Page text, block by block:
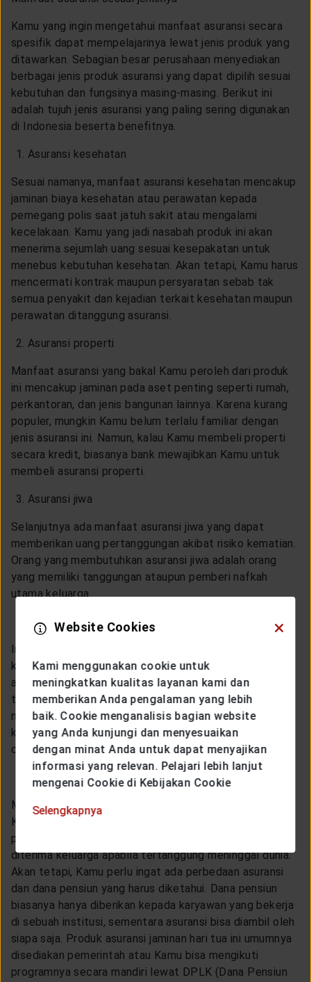
Kamu yang ingin mengetahui manfaat asuransi secara
spesifik dapat mempelajarinya lewat jenis produk yang
ditawarkan. Sebagian besar perusahaan menyediakan
berbagai jenis produk asuransi yang dapat dipilih sesuai
kebutuhan dan fungsinya masing-masing. Berikut ini
adalah tujuh jenis asuransi yang paling sering digunakan
di Indonesia beserta benefitnya.
Asuransi kesehatan
Sesuai namanya, manfaat asuransi kesehatan mencakup
jaminan biaya kesehatan atau perawatan kepada
pemegang polis saat jatuh sakit atau mengalami
kecelakaan. Kamu yang jadi nasabah produk ini akan
menerima sejumlah uang sesuai kesepakatan untuk
menebus kebutuhan kesehatan. Akan tetapi, Kamu harus
mencermati kontrak maupun persyaratan sebab tak
semua penyakit dan kejadian terkait kesehatan maupun
perawatan ditanggung asuransi.
Asuransi properti
Manfaat asuransi yang bakal Kamu peroleh dari produk
ini mencakup jaminan pada aset penting seperti rumah,
perkantoran, dan jenis bangunan lainnya. Karena kurang
populer, mungkin Kamu belum terlalu familiar dengan
jenis asuransi ini. Namun, kalau Kamu membeli properti
secara kredit, biasanya bank mewajibkan Kamu untuk
membeli asuransi properti.
Asuransi jiwa
Selanjutnya ada manfaat asuransi jiwa yang dapat
memberikan uang pertanggungan akibat risiko kematian.
Orang yang membutuhkan asuransi jiwa adalah orang
yang memiliki tanggungan ataupun pemberi nafkah
utama keluarga.
Asuransi pendidikan
Ingin memberikan manfaat asuransi pendidikan anak
kepada sang buah hati? Berarti Kamu dapat memilih
asuransi pendidikan yang tepat sebagai opsi alternatif
tabungan sekolahnya di masa depan. Nasabah biasanya
mengambil jenis asuransi ini sejak anak masih dalam
kandungan atau baru lahir sehingga jumlahnya akan
cukup besar saat klaim diajukan.
Asuransi jaminan hari tua
Manfaat asuransi dari produk ini diperuntukkan bagi
Kamu yang ingin punya jaminan saat masuk masa
pensiun. Klaim asuransi jaminan hari tua juga dapat
diterima keluarga apabila tertanggung meninggal dunia.
Akan tetapi, Kamu perlu ingat ada perbedaan asuransi
dan dana pensiun yang harus diketahui. Dana pensiun
biasanya hanya diberikan kepada karyawan yang bekerja
di sebuah institusi, sementara asuransi bisa diambil oleh
siapa saja. Produk asuransi jaminan hari tua ini umumnya
disediakan pemerintah atau Kamu bisa mengikuti
programnya secara mandiri lewat DPLK (Dana Pensiun
Website Cookies
Kami menggunakan cookie untuk
meningkatkan kualitas layanan kami dan
memberikan Anda pengalaman yang lebih
baik. Cookie menganalisis bagian website
yang Anda kunjungi dan menyesuaikan
dengan minat Anda untuk dapat menyajikan
informasi yang relevan. Pelajari lebih lanjut
mengenai Cookie di Kebijakan Cookie
Selengkapnya